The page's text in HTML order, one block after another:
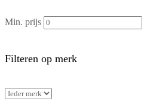
Min. prijs
Filteren op merk